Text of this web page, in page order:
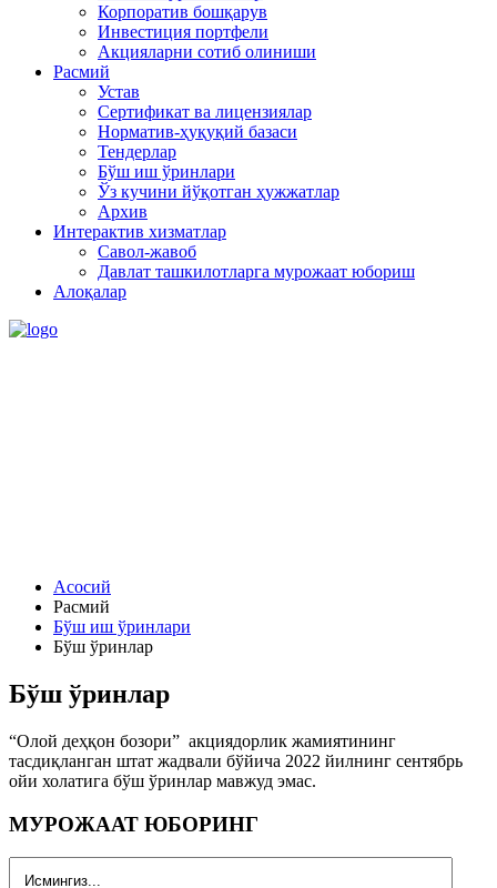
Корпоратив бошқарув
Инвестиция портфели
Акцияларни сотиб олиниши
Расмий
Устав
Сертификат ва лицензиялар
Норматив-ҳуқуқий базаси
Тендерлар
Бўш иш ўринлари
Ўз кучини йўқотган ҳужжатлар
Архив
Интерактив хизматлар
Савол-жавоб
Давлат ташкилотларга мурожаат юбориш
Алоқалар
Асосий
Расмий
Бўш иш ўринлари
Бўш ўринлар
Бўш ўринлар
“Олой деҳқон бозори” акциядорлик жамиятининг
тасдиқланган штат жадвали бўйича 2022 йилнинг сентябрь
ойи холатига бўш ўринлар мавжуд эмас.
МУРОЖААТ ЮБОРИНГ